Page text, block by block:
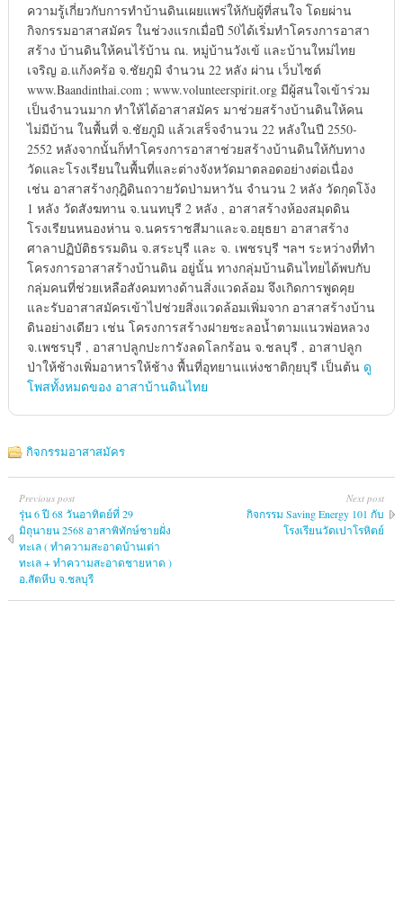
ความรู้เกี่ยวกับการทำบ้านดินเผยแพร่ให้กับผู้ที่สนใจ โดยผ่าน
กิจกรรมอาสาสมัคร ในช่วงแรกเมื่อปี 50ได้เริ่มทำโครงการอาสา
สร้าง บ้านดินให้คนไร้บ้าน ณ. หมู่บ้านวังเข้ และบ้านใหม่ไทย
เจริญ อ.แก้งคร้อ จ.ชัยภูมิ จำนวน 22 หลัง ผ่าน เว็บไซต์
www.Baandinthai.com ; www.volunteerspirit.org มีผู้สนใจเข้าร่วม
เป็นจำนวนมาก ทำให้ได้อาสาสมัคร มาช่วยสร้างบ้านดินให้คน
ไม่มีบ้าน ในพื้นที่ จ.ชัยภูมิ แล้วเสร็จจำนวน 22 หลังในปี 2550-
2552 หลังจากนั้นก็ทำโครงการอาสาช่วยสร้างบ้านดินให้กับทาง
วัดและโรงเรียนในพื้นที่และต่างจังหวัดมาตลอดอย่างต่อเนื่อง
เช่น อาสาสร้างกุฎิดินถวายวัดป่ามหาวัน จำนวน 2 หลัง วัดกุดโง้ง
1 หลัง วัดสังฆทาน จ.นนทบุรี 2 หลัง , อาสาสร้างห้องสมุดดิน
โรงเรียนหนองห่าน จ.นครราชสีมาและจ.อยุธยา อาสาสร้าง
ศาลาปฏิบัติธรรมดิน จ.สระบุรี และ จ. เพชรบุรี ฯลฯ ระหว่างที่ทำ
โครงการอาสาสร้างบ้านดิน อยู่นั้น ทางกลุ่มบ้านดินไทยได้พบกับ
กลุ่มคนที่ช่วยเหลือสังคมทางด้านสิ่งแวดล้อม จึงเกิดการพูดคุย
และรับอาสาสมัครเข้าไปช่วยสิ่งแวดล้อมเพิ่มจาก อาสาสร้างบ้าน
ดินอย่างเดียว เช่น โครงการสร้างฝายชะลอน้ำตามแนวพ่อหลวง
จ.เพชรบุรี , อาสาปลูกปะการังลดโลกร้อน จ.ชลบุรี , อาสาปลูก
ป่าให้ช้างเพิ่มอาหารให้ช้าง พื้นที่อุทยานแห่งชาติกุยบุรี เป็นต้น ดู
โพสทั้งหมดของ อาสาบ้านดินไทย
กิจกรรมอาสาสมัคร
Previous post
รุ่น 6 ปี 68 วันอาทิตย์ที่ 29
มิถุนายน 2568 อาสาพิทักษ์ชายฝั่ง
ทะเล ( ทำความสะอาดบ้านเต่า
ทะเล + ทำความสะอาดชายหาด )
อ.สัตหีบ จ.ชลบุรี
Next post
กิจกรรม Saving Energy 101 กับ
โรงเรียนวัดเปาโรหิตย์